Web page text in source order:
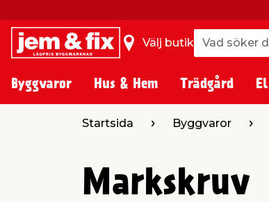
Välj butik Vad söker
Vad söker
Byggvaror Hus & Hem Trädgård
Startsida Byggvaror
Markskruv